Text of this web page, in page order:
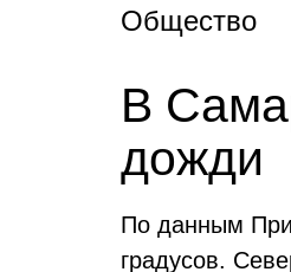
Общество
В
дожди
По данным
градусов.